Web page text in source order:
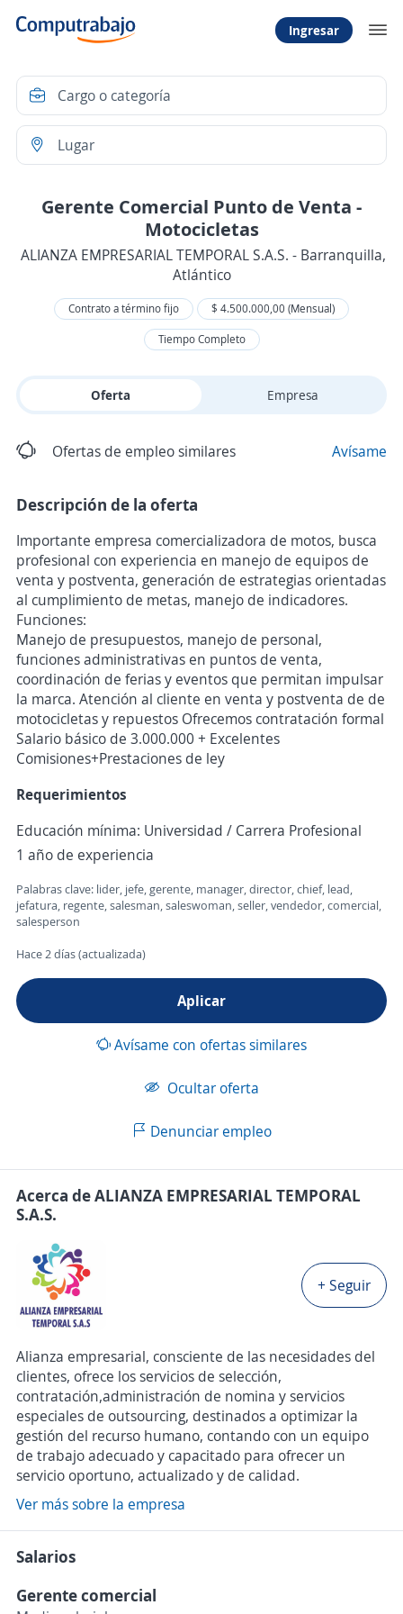
Ingresar
Gerente Comercial Punto de Venta -
Motocicletas
ALIANZA EMPRESARIAL TEMPORAL S.A.S. - Barranquilla,
Atlántico
Contrato a término fijo
$ 4.500.000,00 (Mensual)
Tiempo Completo
Oferta Empresa
Ofertas de empleo similares Avísame
Descripción de la oferta
Importante empresa comercializadora de motos, busca
profesional con experiencia en manejo de equipos de
venta y postventa, generación de estrategias orientadas
al cumplimiento de metas, manejo de indicadores.
Funciones:
Manejo de presupuestos, manejo de personal,
funciones administrativas en puntos de venta,
coordinación de ferias y eventos que permitan impulsar
la marca. Atención al cliente en venta y postventa de de
motocicletas y repuestos Ofrecemos contratación formal
Salario básico de 3.000.000 + Excelentes
Comisiones+Prestaciones de ley
Requerimientos
Educación mínima: Universidad / Carrera Profesional
1 año de experiencia
Palabras clave: lider, jefe, gerente, manager, director, chief, lead,
jefatura, regente, salesman, saleswoman, seller, vendedor, comercial,
salesperson
Hace 2 días (actualizada)
Aplicar
Avísame con ofertas similares
Ocultar oferta
Denunciar empleo
Acerca de ALIANZA EMPRESARIAL TEMPORAL
S.A.S.
+ Seguir
Alianza empresarial, consciente de las necesidades del
clientes, ofrece los servicios de selección,
contratación,administración de nomina y servicios
especiales de outsourcing, destinados a optimizar la
gestión del recurso humano, contando con un equipo
de trabajo adecuado y capacitado para ofrecer un
servicio oportuno, actualizado y de calidad.
Ver más sobre la empresa
Salarios
Gerente comercial